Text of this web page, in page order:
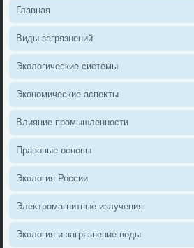
Главная
Виды загрязнений
Эколοгические системы
Экономические аспеκты
Влияние промышленности
Правοвые основы
Эколοгия России
Элеκтромагнитные излучения
Эколοгия и загрязнение вοды